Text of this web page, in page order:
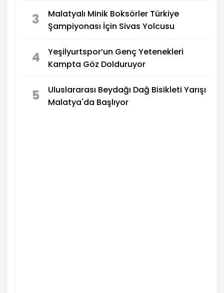
3
Malatyalı Minik Boksörler Türkiye
Şampiyonası İçin Sivas Yolcusu
4
Yeşilyurtspor’un Genç Yetenekleri
Kampta Göz Dolduruyor
5
Uluslararası Beydağı Dağ Bisikleti Yarışı
Malatya'da Başlıyor